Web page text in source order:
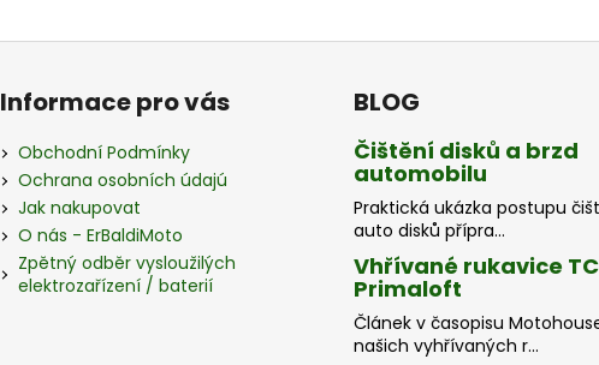
Informace pro vás
Obchodní Podmínky
Ochrana osobních údajú
Jak nakupovat
O nás - ErBaldiMoto
Zpětný odběr vysloužilých
elektrozařízení / baterií
BLOG
Čištění disků a brzd
automobilu
Praktická ukázka postupu
auto disků přípra...
Vhřívané rukavice
Primaloft
Článek v časopisu
našich vyhřívaných r...